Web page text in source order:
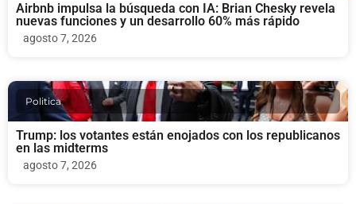
Airbnb impulsa la búsqueda con IA: Brian Chesky revela
nuevas funciones y un desarrollo 60% más rápido
agosto 7, 2026
Politica
Trump: los votantes están enojados con los republicanos
en las midterms
agosto 7, 2026